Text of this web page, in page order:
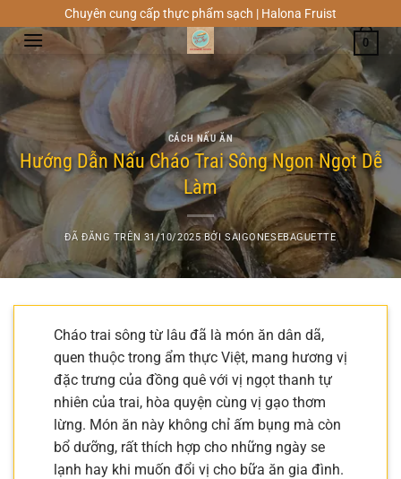
đến
nội
dung
Chuyên cung cấp thực phẩm sạch | Halona Fruist
0
CÁCH NẤU ĂN
Hướng Dẫn Nấu Cháo Trai Sông Ngon Ngọt Dễ
Làm
ĐÃ ĐĂNG TRÊN 31/10/2025 BỞISAIGONESEBAGUETTE
Cháo trai sông từ lâu đã là món ăn dân dã,
quen thuộc trong ẩm thực Việt, mang hương vị
đặc trưng của đồng quê với vị ngọt thanh tự
nhiên của trai, hòa quyện cùng vị gạo thơm
lừng. Món ăn này không chỉ ấm bụng mà còn
bổ dưỡng, rất thích hợp cho những ngày se
lạnh hay khi muốn đổi vị cho bữa ăn gia đình.